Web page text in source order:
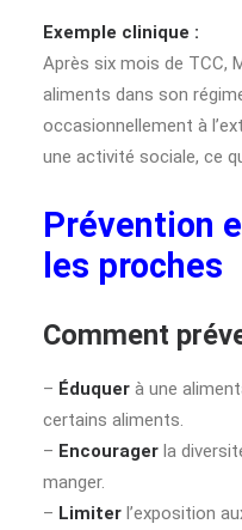
Exemple clinique :
Après six mois de TCC,
aliments dans son
occasionnellement à
une activité sociale, ce
Prévention
les proches
Comment
– Éduquer à une
certains aliments.
– Encourager la
manger.
– Limiter l’exposition